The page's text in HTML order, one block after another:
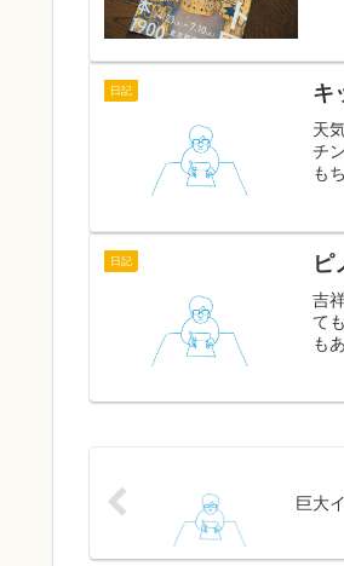
日記 キ
天
チ
も
日記 ピ
吉
て
も
巨大